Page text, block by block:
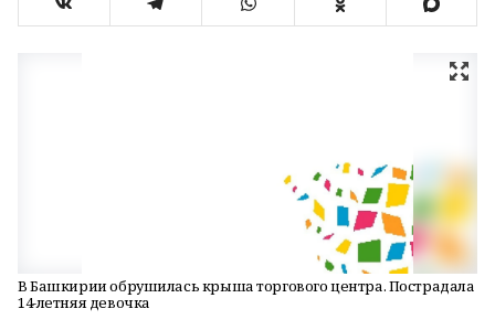
В Башкирии обрушилась крыша торгового центра. Пострадала
14-летняя девочка